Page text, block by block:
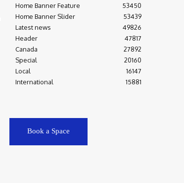
Home Banner Feature
53450
Home Banner Slider
53439
Latest news
49826
Header
47817
Canada
27892
Special
20160
Local
16147
International
15881
Book a Space